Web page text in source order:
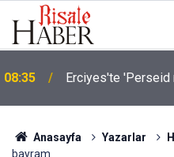
08:35 Erciyes'te 'Perseid
Anasayfa Yazarlar
bayram